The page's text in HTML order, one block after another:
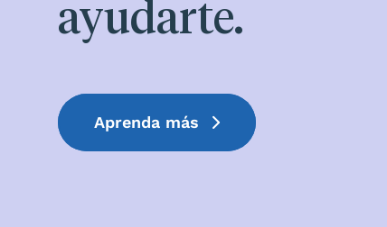
ayudarte.
Aprenda más